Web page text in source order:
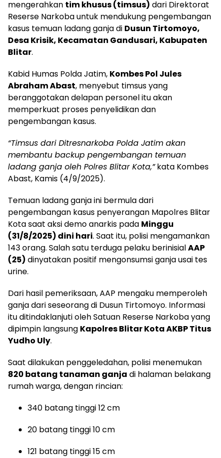
mengerahkan tim khusus (timsus) dari Direktorat
Reserse Narkoba untuk mendukung pengembangan
kasus temuan ladang ganja di Dusun Tirtomoyo,
Desa Krisik, Kecamatan Gandusari, Kabupaten
Blitar.
Kabid Humas Polda Jatim, Kombes Pol Jules
Abraham Abast, menyebut timsus yang
beranggotakan delapan personel itu akan
memperkuat proses penyelidikan dan
pengembangan kasus.
“Timsus dari Ditresnarkoba Polda Jatim akan
membantu backup pengembangan temuan
ladang ganja oleh Polres Blitar Kota,”kata Kombes
Abast, Kamis (4/9/2025).
Temuan ladang ganja ini bermula dari
pengembangan kasus penyerangan Mapolres Blitar
Kota saat aksi demo anarkis pada Minggu
(31/8/2025) dini hari. Saat itu, polisi mengamankan
143 orang. Salah satu terduga pelaku berinisialAAP
(25) dinyatakan positif mengonsumsi ganja usai tes
urine.
Dari hasil pemeriksaan, AAP mengaku memperoleh
ganja dari seseorang di Dusun Tirtomoyo. Informasi
itu ditindaklanjuti oleh Satuan Reserse Narkoba yang
dipimpin langsung Kapolres Blitar Kota AKBP Titus
Yudho Uly.
Saat dilakukan penggeledahan, polisi menemukan
820 batang tanaman ganja di halaman belakang
rumah warga, dengan rincian:
340 batang tinggi 12 cm
20 batang tinggi 10 cm
121 batang tinggi 15 cm